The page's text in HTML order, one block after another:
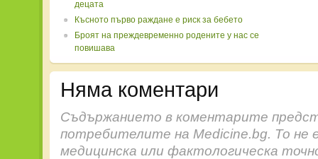
децата
Късното първо раждане е риск за бебето
Броят на преждевременно родените у нас се
повишава
Няма коментари
Съдържанието в коментарите
потребителите на Medicine.bg. То не
медицинска или фактологическа